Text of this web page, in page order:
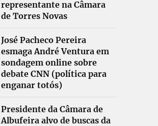
representante na Câmara
de Torres Novas
José Pacheco Pereira
esmaga André Ventura em
sondagem online sobre
debate CNN (política para
enganar totós)
Presidente da Câmara de
Albufeira alvo de buscas da